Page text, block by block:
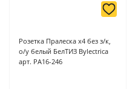
Розетка Пралеска х4 без з/к,
о/у белый БелТИЗ Bylectrica
арт. РА16-246